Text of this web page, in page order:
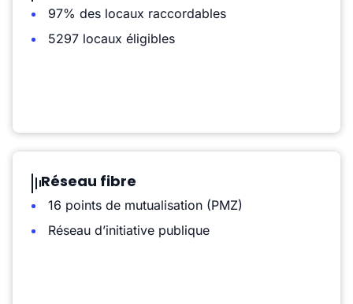
97% des locaux raccordables
5297 locaux éligibles
Réseau fibre
16 points de mutualisation (PMZ)
Réseau d’initiative publique